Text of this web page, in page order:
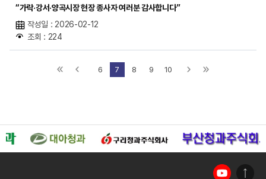
“가락·강서·양곡시장 현장 종사자 여러분 감사합니다”
작성일 : 2026-02-12
조회 : 224
6 7 8 9 10